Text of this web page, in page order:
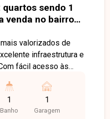
sendo 1
venda no bairro
MG
valorizados de
infraestrutura e
fácil acesso às
escolas, farmácias,
diversos serviços,
e qualidade de vida.
1
Banho
1
Garagem